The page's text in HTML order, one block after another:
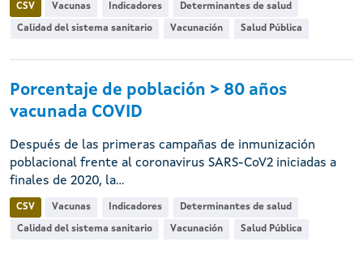
CSV Vacunas Indicadores Determinantes de salud
Calidad del sistema sanitario Vacunación Salud Pública
Porcentaje de población > 80 años
vacunada COVID
Después de las primeras campañas de inmunización
poblacional frente al coronavirus SARS-CoV2 iniciadas a
finales de 2020, la...
CSV Vacunas Indicadores Determinantes de salud
Calidad del sistema sanitario Vacunación Salud Pública